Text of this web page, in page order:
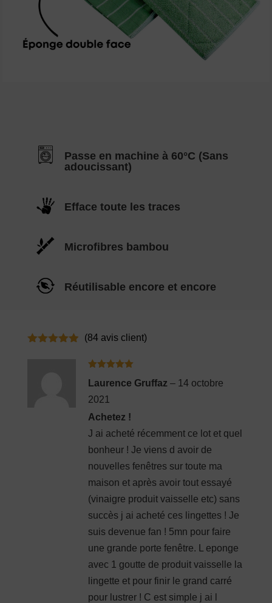
Passe en machine à 60°C (Sans
adoucissant)
Efface toute les traces
Microfibres bambou
Réutilisable encore et encore
(84 avis client)
5Laurence Gruffaz – 14 octobre
2021
Achetez !
J ai acheté récemment ce lot et quel
bonheur ! Je viens d avoir de
nouvelles fenêtres sur toute ma
maison et après avoir tout essayé
(vinaigre produit vaisselle etc) sans
succès j ai acheté ces lingettes ! Je
suis devenue fan ! 5mn pour faire
une grande porte fenêtre. L eponge
avec 1 goutte de produit vaisselle la
lingette et pour finir le grand carré
pour lustrer ! C est simple j ai l